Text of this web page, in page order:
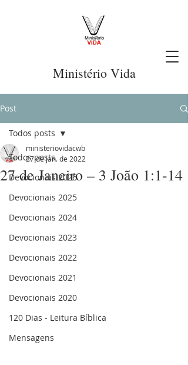
Ministério Vida
Post
Todos posts
Devocionais 2026
Devocionais 2025
Devocionais 2024
Devocionais 2023
Devocionais 2022
Devocionais 2021
Devocionais 2020
120 Dias - Leitura Bíblica
Mensagens
Todos posts
27 de Janeiro – 3 João 1:1-14
ministeriovidacwb
27 de jan. de 2022